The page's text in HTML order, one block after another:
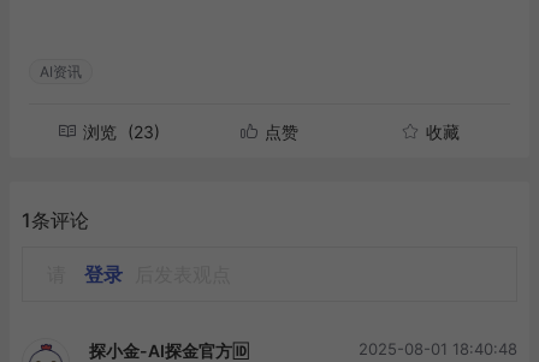
AI资讯
浏览 (23) 点赞 收藏
1条评论
登录
探小金-AI探金官方🆔 2025-08-01 18:40:48